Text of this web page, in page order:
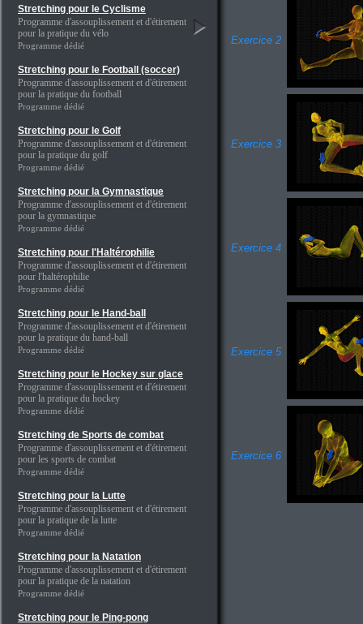
Stretching pour le Cyclisme
Programme d'assouplissement et d'étirement
pour la pratique du vélo
Programme dédié
Stretching pour le Football (soccer)
Programme d'assouplissement et d'étirement
pour la pratique du football
Programme dédié
Stretching pour le Golf
Programme d'assouplissement et d'étirement
pour la pratique du golf
Programme dédié
Stretching pour la Gymnastique
Programme d'assouplissement et d'étirement
pour la gymnastique
Programme dédié
Stretching pour l'Haltérophilie
Programme d'assouplissement et d'étirement
pour l'haltérophilie
Programme dédié
Stretching pour le Hand-ball
Programme d'assouplissement et d'étirement
pour la pratique du hand-ball
Programme dédié
Stretching pour le Hockey sur glace
Programme d'assouplissement et d'étirement
pour la pratique du hockey
Programme dédié
Stretching de Sports de combat
Programme d'assouplissement et d'étirement
pour les sports de combat
Programme dédié
Stretching pour la Lutte
Programme d'assouplissement et d'étirement
pour la pratique de la lutte
Programme dédié
Stretching pour la Natation
Programme d'assouplissement et d'étirement
pour la pratique de la natation
Programme dédié
Stretching pour le Ping-pong
Exercice 2
Exercice 3
Exercice 4
Exercice 5
Exercice 6